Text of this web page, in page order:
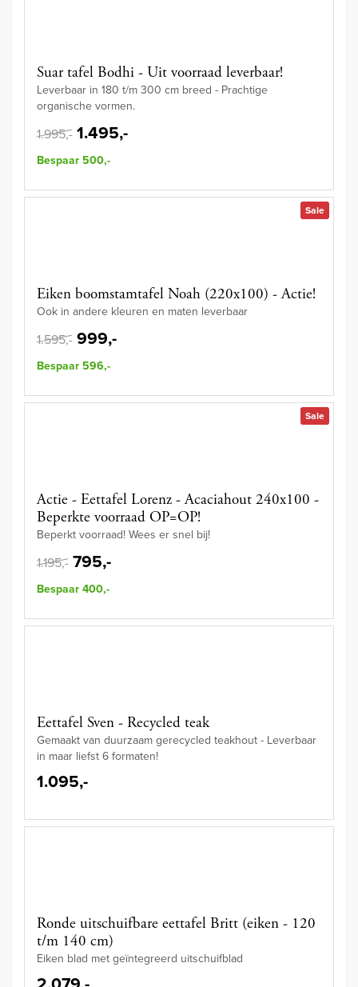
Suar tafel Bodhi - Uit voorraad leverbaar!
Leverbaar in 180 t/m 300 cm breed - Prachtige
organische vormen.
1.995,- 1.495,-
Bespaar 500,-
Sale
Eiken boomstamtafel Noah (220x100) - Actie!
Ook in andere kleuren en maten leverbaar
1.595,- 999,-
Bespaar 596,-
Sale
Actie - Eettafel Lorenz - Acaciahout 240x100 -
Beperkte voorraad OP=OP!
Beperkt voorraad! Wees er snel bij!
1.195,- 795,-
Bespaar 400,-
Eettafel Sven - Recycled teak
Gemaakt van duurzaam gerecycled teakhout - Leverbaar
in maar liefst 6 formaten!
1.095,-
Ronde uitschuifbare eettafel Britt (eiken - 120
t/m 140 cm)
Eiken blad met geïntegreerd uitschuifblad